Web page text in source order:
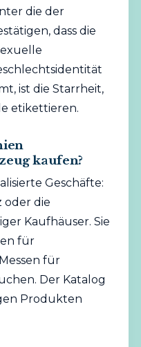
die der
dass die
ist die Starrheit,
etikettieren.
kaufen?
Geschäfte:
oder die
Kaufhäuser. Sie
für
für
Der Katalog
Produkten